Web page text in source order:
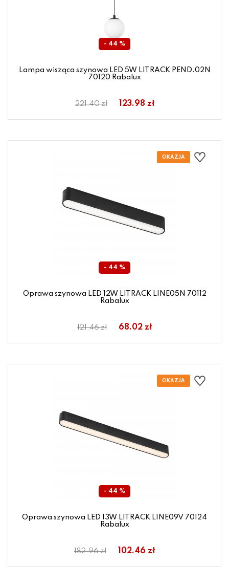
- 44 %
Lampa wisząca szynowa LED 5W LITRACK PEND.02N
70120 Rabalux
221.40 zł 123.98 zł
- 44 %
Oprawa szynowa LED 12W LITRACK LINE05N 70112
Rabalux
121.46 zł 68.02 zł
- 44 %
Oprawa szynowa LED 13W LITRACK LINE09V 70124
Rabalux
182.96 zł 102.46 zł